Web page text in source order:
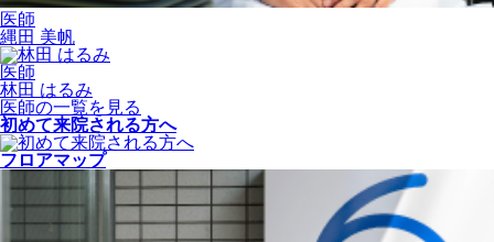
医師
縄田 美帆
医師
林田 はるみ
医師の一覧を見る
初めて来院される方へ
フロアマップ